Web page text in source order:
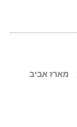
מארז אביב